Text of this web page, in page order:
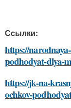
Ссылки:
https://
podhodyat-dlya-
https://jk-na-
ochkov-